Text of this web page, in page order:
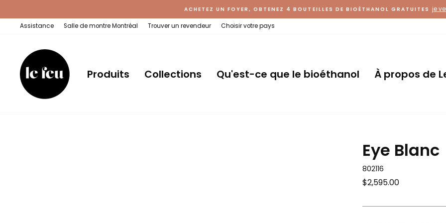
contenu
ACHETEZ UN FOYER, OBTENEZ 4 BOUTEILLES DE BIOÉTHANOL GRATUITES je
Assistance Salle de montre Montréal Trouver un revendeur Choisir votre pays
Produits Collections Qu'est-ce que le bioéthanol À propos de
Eye Blanc
802116
Prix
$2,595.00